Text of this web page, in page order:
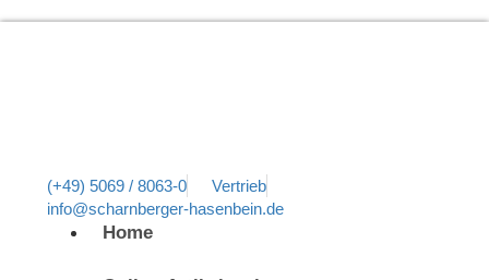
(+49) 5069 / 8063-0
Vertrieb
info@scharnberger-hasenbein.de
Home